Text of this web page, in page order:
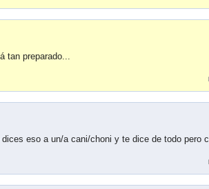
tan preparado...
eso a un/a cani/choni y te dice de todo pero